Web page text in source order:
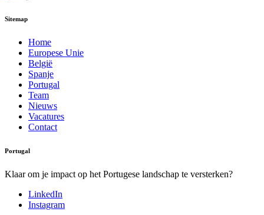
Sitemap
Home
Europese Unie
België
Spanje
Portugal
Team
Nieuws
Vacatures
Contact
Portugal
Klaar om je impact op het Portugese landschap te versterken?
LinkedIn
Instagram